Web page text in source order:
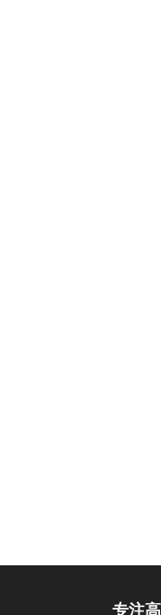
专注